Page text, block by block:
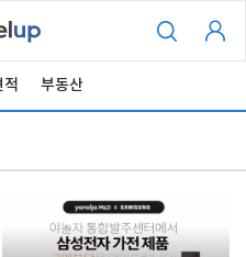
적 부동산